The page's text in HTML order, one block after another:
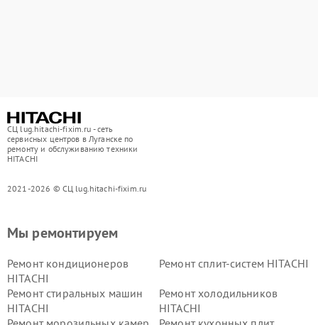
СЦ lug.hitachi-fixim.ru - сеть
сервисных центров в Луганске по
ремонту и обслуживанию техники
HITACHI
2021-2026 © СЦ lug.hitachi-fixim.ru
Мы ремонтируем
Ремонт кондиционеров
HITACHI
Ремонт сплит-систем HITACHI
Ремонт стиральных машин
HITACHI
Ремонт холодильников
HITACHI